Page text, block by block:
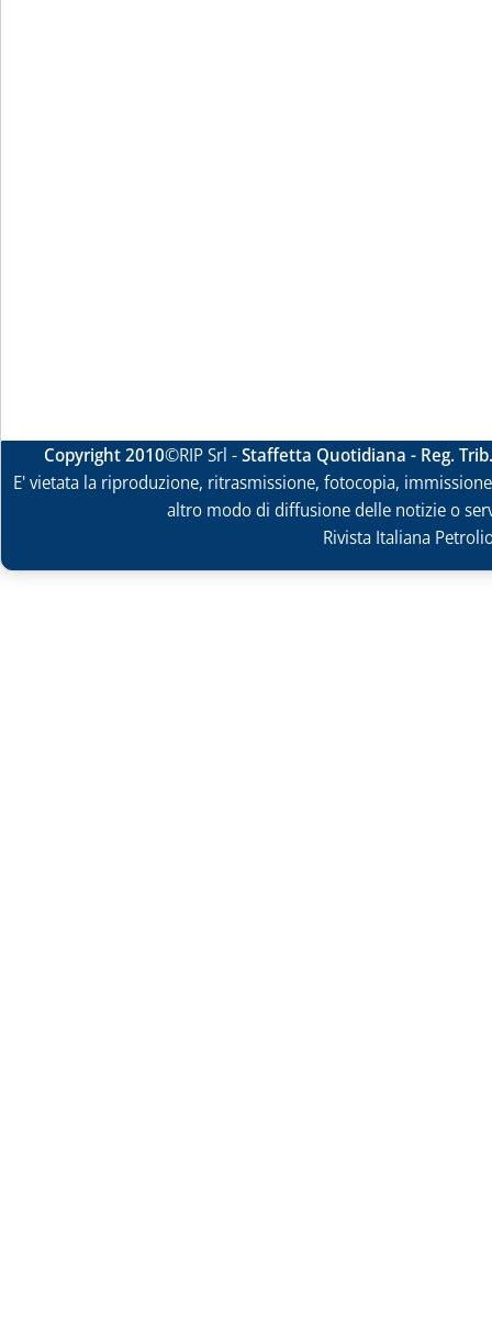
Copyright 2010©RIP Srl -Staffetta Quotidiana - Reg.
E' vietata la riproduzione, ritrasmissione, fotocopia,
altro modo di diffusione delle notizie o
Rivista Italiana